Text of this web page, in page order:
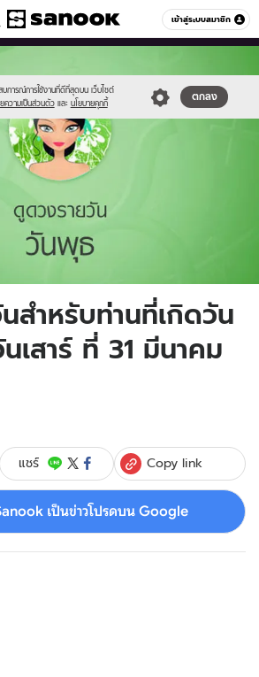
เข้าสู่ระบบสมาชิก
หมวดอื่นๆ
บการณ์การใช้งานที่ดีที่สุดบน เว็บไซต์
ความเป็นส่วนตัว และ นโยบายคุกกี้
ตกลง
logo-
day/4_wed.jpg
สำหรับท่านที่เกิดวัน
เสาร์ ที่ 31 มีนาคม
แชร์ Copy link
เป็นข่าวโปรดบน Google